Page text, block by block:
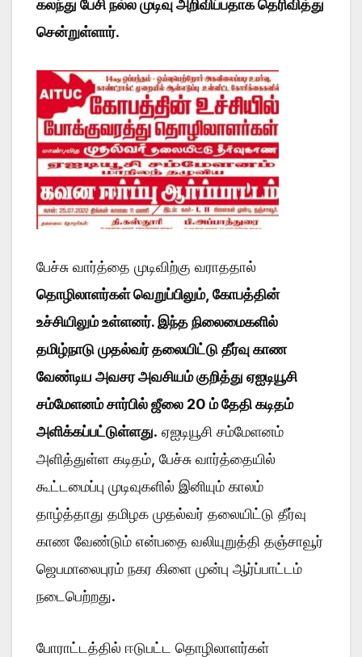
கலந்து பேசி நல்ல முடிவு அறிவிப்பதாக தெரிவித்து
சென்றுள்ளார்.
பேச்சு வார்த்தை முடிவிற்கு வராததால்
தொழிலாளர்கள் வெறுப்பிலும், கோபத்தின்
உச்சியிலும் உள்ளனர். இந்த நிலைமைகளில்
தமிழ்நாடு முதல்வர் தலையிட்டு தீர்வு காண
வேண்டிய அவசர அவசியம் குறித்து ஏஐடியூசி
சம்மேளனம் சார்பில் ஜீலை 20 ம் தேதி கடிதம்
அளிக்கப்பட்டுள்ளது. ஏஐடியூசி சம்மேளனம்
அளித்துள்ள கடிதம், பேச்சு வார்த்தையில்
கூட்டமைப்பு முடிவுகளில் இனியும் காலம்
தாழ்த்தாது தமிழக முதல்வர் தலையிட்டு தீர்வு
காண வேண்டும் என்பதை வலியுறுத்தி தஞ்சாவூர்
ஜெபமாலைபுரம் நகர கிளை முன்பு ஆர்ப்பாட்டம்
நடைபெற்றது.
போராட்டத்தில் ஈடுபட்ட தொழிலாளர்கள்